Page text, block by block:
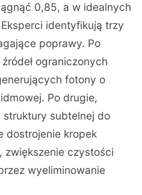
0,85, a w idealnych
identyfikują trzy
poprawy. Po
ograniczonych
fotony o
Po drugie,
struktury subtelnej do
dostrojenie kropek
zwiększenie czystości
wyeliminowanie